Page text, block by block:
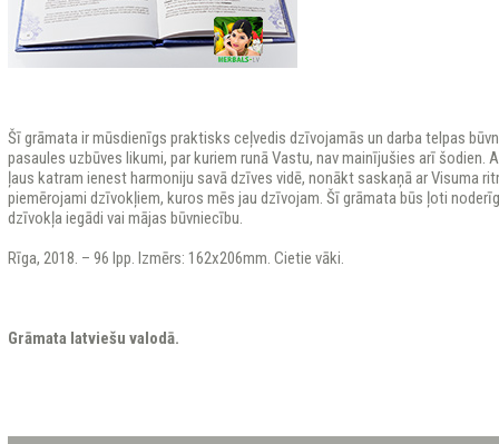
Šī grāmata ir mūsdienīgs praktisks ceļvedis dzīvojamās un darba telpas
pasaules uzbūves likumi, par kuriem runā Vastu, nav mainījušies arī šodien.
ļaus katram ienest harmoniju savā dzīves vidē, nonākt saskaņā ar Visuma
piemērojami dzīvokļiem, kuros mēs jau dzīvojam. Šī grāmata būs ļoti
dzīvokļa iegādi vai mājas būvniecību.
Rīga, 2018. – 96 lpp. Izmērs: 162x206mm. Cietie vāki.
Grāmata latviešu valodā.